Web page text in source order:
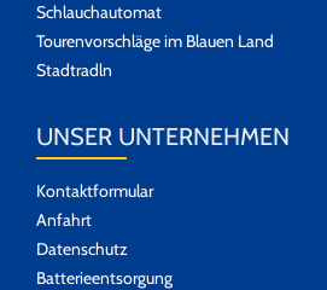
Schlauchautomat
Tourenvorschläge im Blauen Land
Stadtradln
UNSER UNTERNEHMEN
Kontaktformular
Anfahrt
Datenschutz
Batterieentsorgung